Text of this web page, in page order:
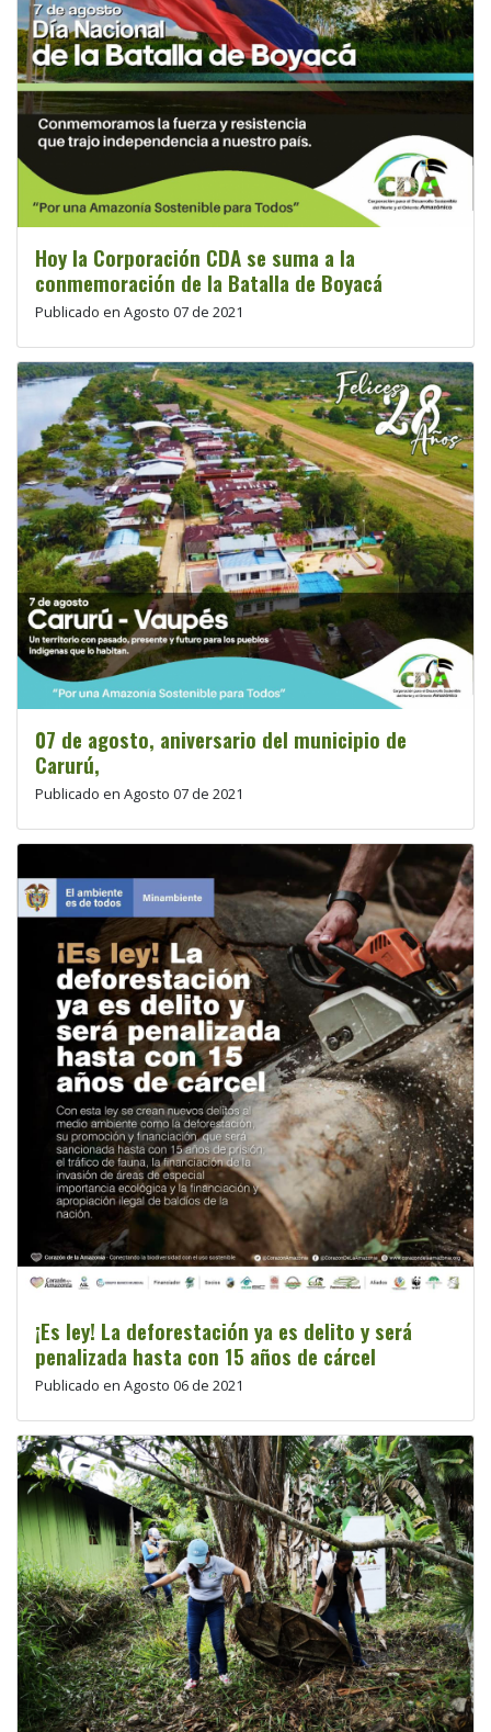
Hoy la Corporación CDA se suma a la
conmemoración de la Batalla de Boyacá
Publicado en Agosto 07 de 2021
07 de agosto, aniversario del municipio de
Carurú,
Publicado en Agosto 07 de 2021
¡Es ley! La deforestación ya es delito y será
penalizada hasta con 15 años de cárcel
Publicado en Agosto 06 de 2021